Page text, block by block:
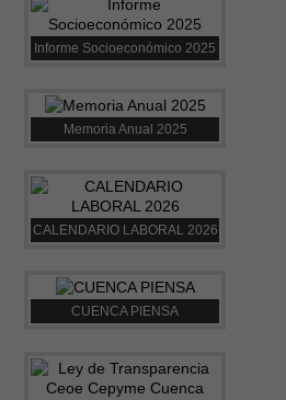
Informe Socioeconómico 2025
Memoria Anual 2025
CALENDARIO LABORAL 2026
CUENCA PIENSA